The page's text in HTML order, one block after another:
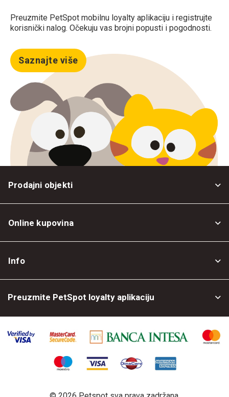
Preuzmite PetSpot mobilnu loyalty aplikaciju i registrujte
korisnički nalog. Očekuju vas brojni popusti i pogodnosti.
Saznajte više
Prodajni objekti
Online kupovina
Info
Preuzmite PetSpot loyalty aplikaciju